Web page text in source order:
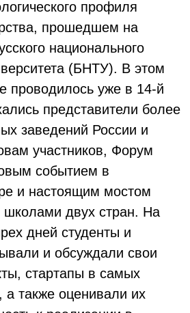
профиля
прошедшем на
национального
(БНТУ). В этом
проводилось уже в 14-й
представители более
заведений России и
участников, Форум
событием в
и настоящим мостом
двух стран. На
дней студенты и
и обсуждали свои
стартапы в самых
а также оценивали их